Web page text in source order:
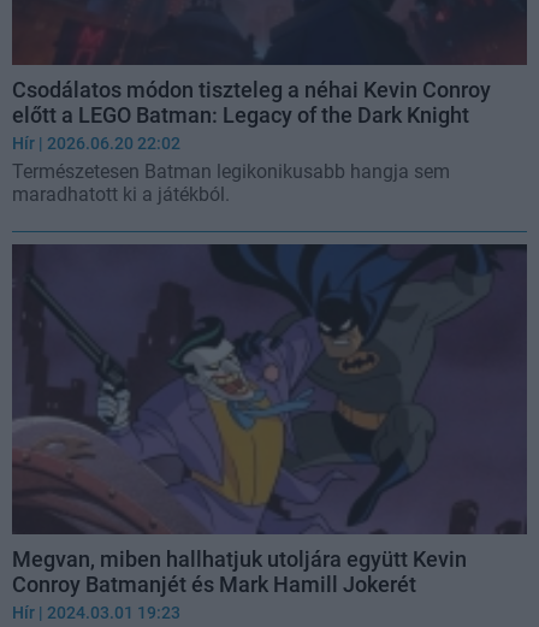
Csodálatos módon tiszteleg a néhai Kevin Conroy
előtt a LEGO Batman: Legacy of the Dark Knight
Hír | 2026.06.20 22:02
Természetesen Batman legikonikusabb hangja sem
maradhatott ki a játékból.
Megvan, miben hallhatjuk utoljára együtt Kevin
Conroy Batmanjét és Mark Hamill Jokerét
Hír | 2024.03.01 19:23